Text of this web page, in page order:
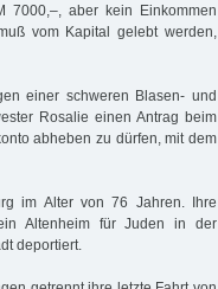
7000,–, aber kein Einkommen
vom Kapital gelebt werden,
einer schweren Blasen- und
Rosalie einen Antrag beim
abheben zu dürfen, mit dem
im Alter von 76 Jahren. Ihre
Altenheim für Juden in der
deportiert.